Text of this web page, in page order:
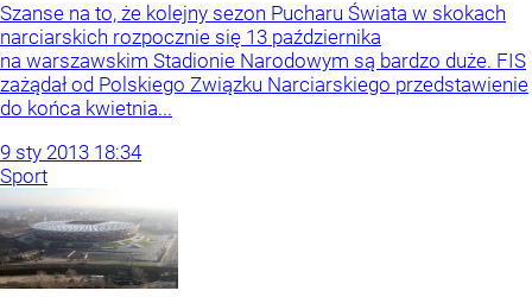
Szanse na to, że kolejny sezon Pucharu Świata w skokach
narciarskich rozpocznie się 13 października
na warszawskim Stadionie Narodowym są bardzo duże. FIS
zażądał od Polskiego Związku Narciarskiego przedstawienie
do końca kwietnia...
9 sty 2013 18:34
Sport